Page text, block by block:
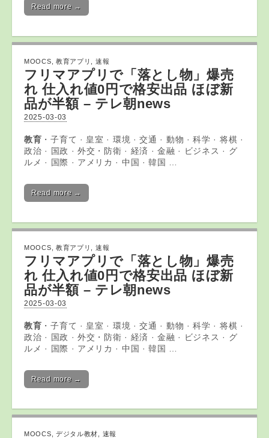
Read more →
MOOCS 教育アプリ 速報
フリマ アプリ で「落とし物」爆売
れ 仕入れ値0円で格安出品 ほぼ新
品が半額 – テレ朝news
2025-03-03
教育 ・子育て · 皇室 · 環境 · 交通 · 動物 · 科学 · 将棋 ·
政治 · 国政 · 外交・防衛 · 経済 · 金融 · ビジネス · グ
ルメ · 国際 · アメリカ · 中国 · 韓国 …
Read more →
MOOCS 教育アプリ 速報
フリマ アプリ で「落とし物」爆売
れ 仕入れ値0円で格安出品 ほぼ新
品が半額 – テレ朝news
2025-03-03
教育 ・子育て · 皇室 · 環境 · 交通 · 動物 · 科学 · 将棋 ·
政治 · 国政 · 外交・防衛 · 経済 · 金融 · ビジネス · グ
ルメ · 国際 · アメリカ · 中国 · 韓国 …
Read more →
MOOCS デジタル教材 速報